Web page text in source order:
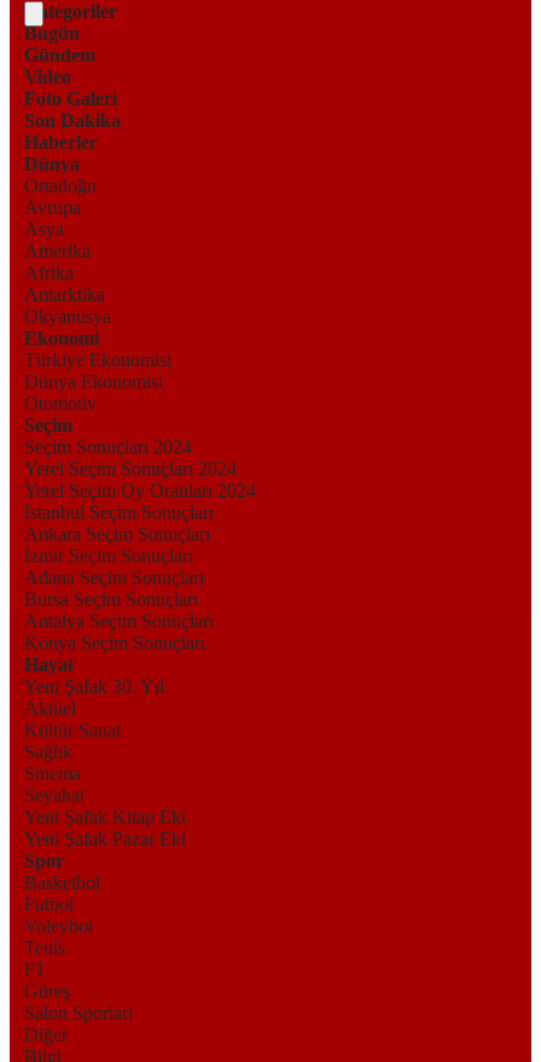
Kategoriler
Bugün
Gündem
Video
Foto Galeri
Son Dakika
Haberler
Dünya
Ortadoğu
Avrupa
Asya
Amerika
Afrika
Antarktika
Okyanusya
Ekonomi
Türkiye Ekonomisi
Dünya Ekonomisi
Otomotiv
Seçim
Seçim Sonuçları 2024
Yerel Seçim Sonuçları 2024
Yerel Seçim Oy Oranları 2024
İstanbul Seçim Sonuçları
Ankara Seçim Sonuçları
İzmir Seçim Sonuçları
Adana Seçim Sonuçları
Bursa Seçim Sonuçları
Antalya Seçim Sonuçları
Konya Seçim Sonuçları
Hayat
Yeni Şafak 30. Yıl
Aktüel
Kültür Sanat
Sağlık
Sinema
Seyahat
Yeni Şafak Kitap Eki
Yeni Şafak Pazar Eki
Spor
Basketbol
Futbol
Voleybol
Tenis
F1
Güreş
Salon Sporları
Diğer
Bilgi